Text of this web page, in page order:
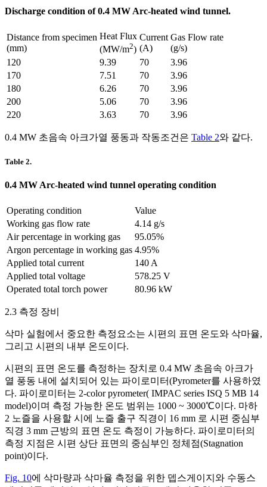
Discharge condition of 0.4 MW Arc-heated wind tunnel.
Distance from specimen
(mm)
Heat Flux
(MW/m2)
Current
(A)
Gas Flow rate
(g/s)
120
9.39 70
3.96
170
7.51 70
3.96
180
6.26 70
3.96
200
5.06 70
3.96
220
3.63 70 3.96
0.4 MW 초음속 아크가열 풍동과 작동조건은 Table 2와 같다.
Table 2.
0.4 MW Arc-heated wind tunnel operating condition
Operating condition
Value
Working gas flow rate
4.14 g/s
Air percentage in working gas
95.05%
Argon percentage in working gas 4.95%
Applied total current
140 A
Applied total voltage
578.25 V
Operated total torch power
80.96 kW
2.3 측정 장비
삭마 실험에서 중요한 측정요소는 시편의 표면 온도와 삭마율,
그리고 시편의 내부 온도이다.
시편의 표면 온도를 측정하는 장치로 0.4 MW 초음속 아크가
열 풍동 내에 설치되어 있는 파이로미터(Pyrometer를 사용하였
다. 파이로미터는 2-color pyrometer( IMPAC series ISQ 5 MB 14
model)이며 측정 가능한 온도 범위는 1000 ~ 3000℃이다. 마하
2 노즐을 사용할 시에 노즐 출구 직경이 16 mm 로 시편 중심부
직경 3 mm 근방의 표면 온도 측정이 가능하다. 파이로미터의
측정 지점은 시편 상단 표면의 중심부인 정체점(Stagnation
point)이다.
Fig. 10에 삭마량과 삭마율 측정을 위한 뎁스게이지와 수동스